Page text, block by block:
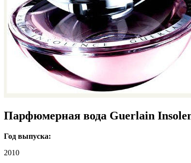
Парфюмерная вода Guerlain
Год выпуска:
2010